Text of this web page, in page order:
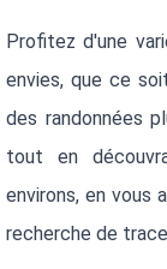
Profitez d'une
envies, que ce
des randonnées
tout en
environs, en vous
recherche de